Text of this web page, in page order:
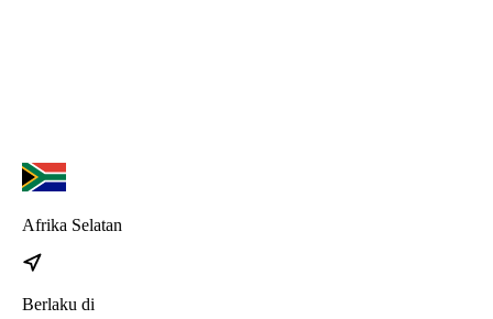
Afrika Selatan
Berlaku di